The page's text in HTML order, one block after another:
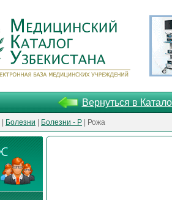
Вернуться в
Болезни Болезни - Р | Рожа